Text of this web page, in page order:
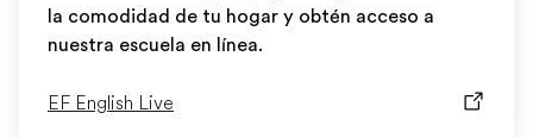
la comodidad de tu hogar y obtén acceso a
nuestra escuela en línea.
EF English Live